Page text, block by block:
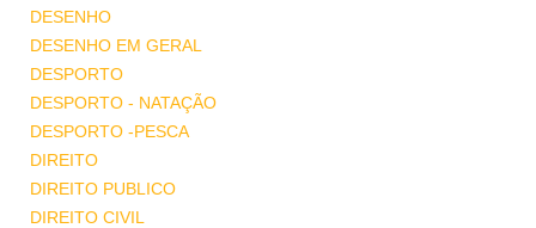
DESENHO
DESENHO EM GERAL
DESPORTO
DESPORTO - NATAÇÃO
DESPORTO -PESCA
DIREITO
DIREITO PUBLICO
DIREITO CIVIL